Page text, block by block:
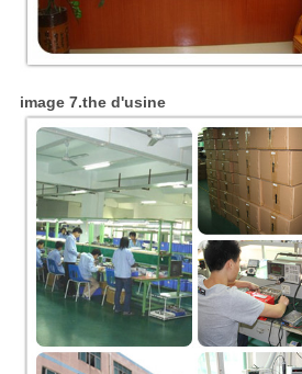
image 7.the d'usine